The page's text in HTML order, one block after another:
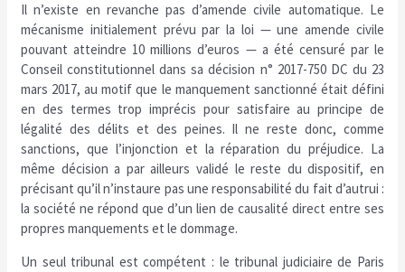
Il n’existe en revanche pas d’amende civile automatique. Le
mécanisme initialement prévu par la loi — une amende civile
pouvant atteindre 10 millions d’euros — a été censuré par le
Conseil constitutionnel dans sa décision n° 2017-750 DC du 23
mars 2017, au motif que le manquement sanctionné était défini
en des termes trop imprécis pour satisfaire au principe de
légalité des délits et des peines. Il ne reste donc, comme
sanctions, que l’injonction et la réparation du préjudice. La
même décision a par ailleurs validé le reste du dispositif, en
précisant qu’il n’instaure pas une responsabilité du fait d’autrui :
la société ne répond que d’un lien de causalité direct entre ses
propres manquements et le dommage.
Un seul tribunal est compétent : le tribunal judiciaire de Paris